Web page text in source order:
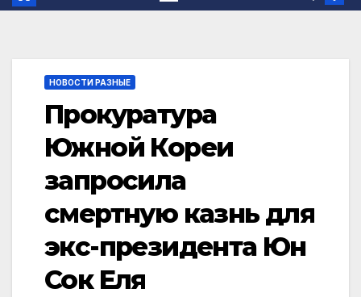
НОВОСТИ РАЗНЫЕ
Прокуратура
Южной Кореи
запросила
смертную казнь для
экс-президента Юн
Сок Еля